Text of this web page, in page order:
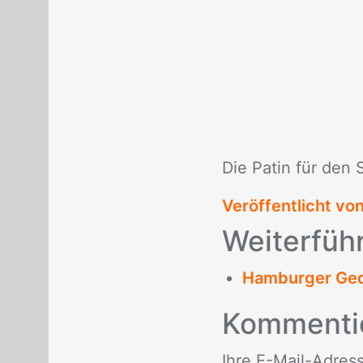
Die Pa­tin für den
Veröffentlicht
Hamburger